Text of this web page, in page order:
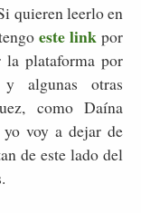
quieren leerlo en
este link por
la plataforma por
algunas otras
como Daína
yo voy a dejar de
de este lado del